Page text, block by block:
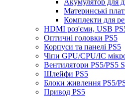
Материнські
Комплекти для
HDMI роз'єми, USB
Оптичні головки PS5
Корпуси та панелі PS5
Чіпи GPU/CPU/IC
Вентилятори PS5/PS5
Шлейфи PS5
Блоки живлення PS5/
Привод PS5